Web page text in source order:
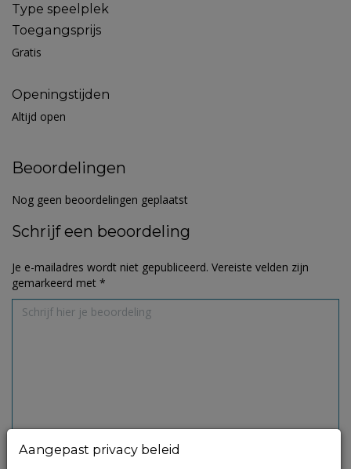
Type speelplek
Toegangsprijs
Gratis
Openingstijden
Altijd open
Beoordelingen
Nog geen beoordelingen geplaatst
Schrijf een beoordeling
Je e-mailadres wordt niet gepubliceerd. Vereiste velden zijn
gemarkeerd met *
Aangepast privacy beleid